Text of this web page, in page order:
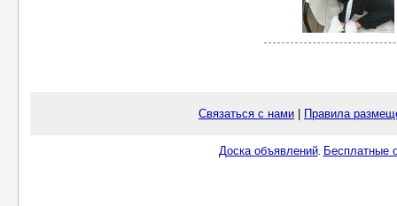
Связаться с нами Правила
Доска объявлений. Бесплатные